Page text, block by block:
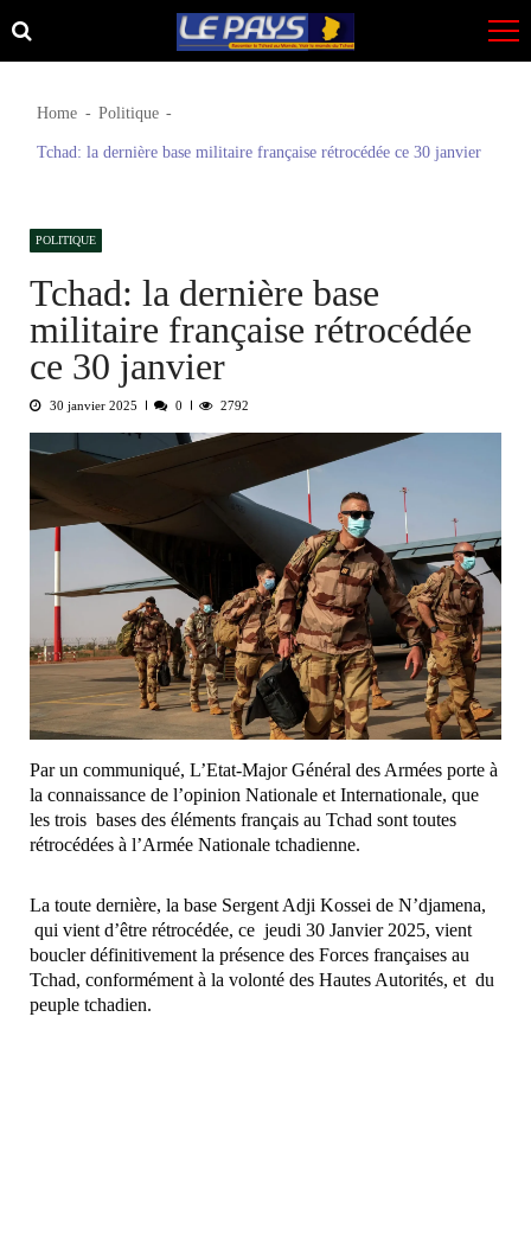
Skip
to
Skip
to
Home Politique
Tchad: la dernière base militaire française rétrocédée ce 30 janvier
POLITIQUE
Tchad: la dernière base
militaire française rétrocédée
ce 30 janvier
30 janvier 2025 0 2792
Par un communiqué, L’Etat-Major Général des Armées porte à
la connaissance de l’opinion Nationale et Internationale, que
les trois bases des éléments français au Tchad sont toutes
rétrocédées à l’Armée Nationale tchadienne.
La toute dernière, la base Sergent Adji Kossei de N’djamena,
qui vient d’être rétrocédée, ce jeudi 30 Janvier 2025, vient
boucler définitivement la présence des Forces françaises au
Tchad, conformément à la volonté des Hautes Autorités, et du
peuple tchadien.